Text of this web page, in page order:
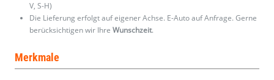
V, S-H)
Die Lieferung erfolgt auf eigener Achse. E-Auto auf Anfrage. Gerne
berücksichtigen wir Ihre Wunschzeit.
Merkmale